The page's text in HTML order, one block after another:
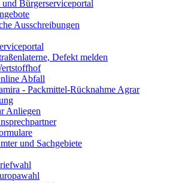
und Bürgerserviceportal
Ausschreibungen
Defekt melden
Abfall
- Packmittel-Rücknahme Agrar
Anliegen
und Sachgebiete